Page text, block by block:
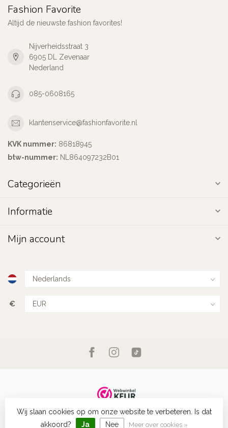
Fashion Favorite
Altijd de nieuwste fashion favorites!
Nijverheidsstraat 3
6905 DL Zevenaar
Nederland
085-0608165
klantenservice@fashionfavorite.nl
KVK nummer: 86818945
btw-nummer: NL864097232B01
Categorieën
Informatie
Mijn account
€
© Copyright 2026 Fashion Favorite- Powered byLightspeed -
Lightspeed designby Dyvelopment
Wij slaan cookies op om onze website te verbeteren. Is dat
akkoord?
Ja Nee Meer over cookies »